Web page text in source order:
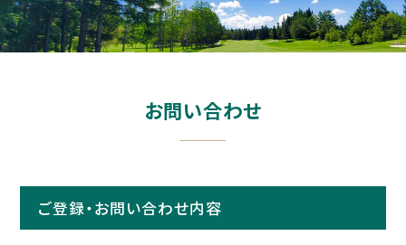
お問い合わせ
ご登録・お問い合わせ内容